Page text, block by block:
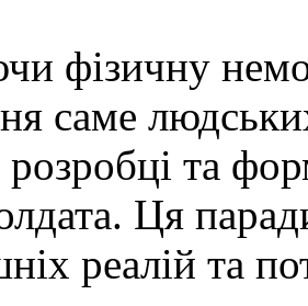
фізичну
саме
та
Ця
реалій та